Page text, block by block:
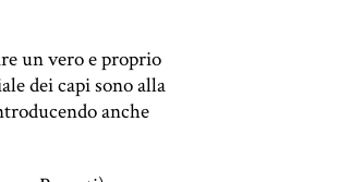
un vero e proprio
dei capi sono alla
anche